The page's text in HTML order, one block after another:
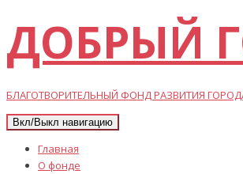
ДОБРЫЙ
БЛАГОТВОРИТЕЛЬНЫЙ ФОНД РАЗВИТИЯ
Вкл/Выкл навигацию
Главная
О фонде